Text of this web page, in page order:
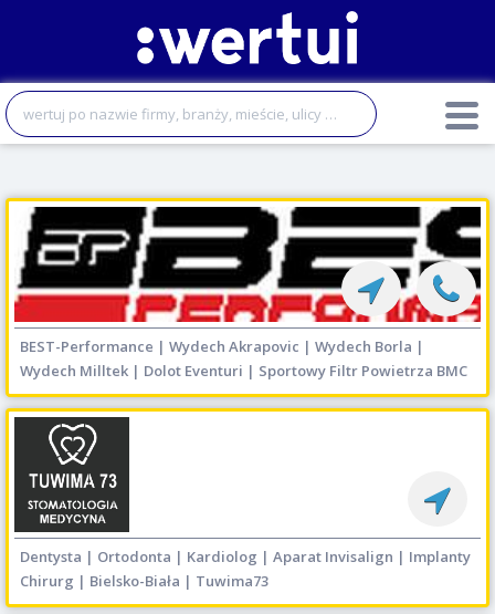
BEST-Performance | Wydech Akrapovic | Wydech Borla |
Wydech Milltek | Dolot Eventuri | Sportowy Filtr Powietrza BMC
Dentysta | Ortodonta | Kardiolog | Aparat Invisalign | Implanty
Chirurg | Bielsko-Biała | Tuwima73